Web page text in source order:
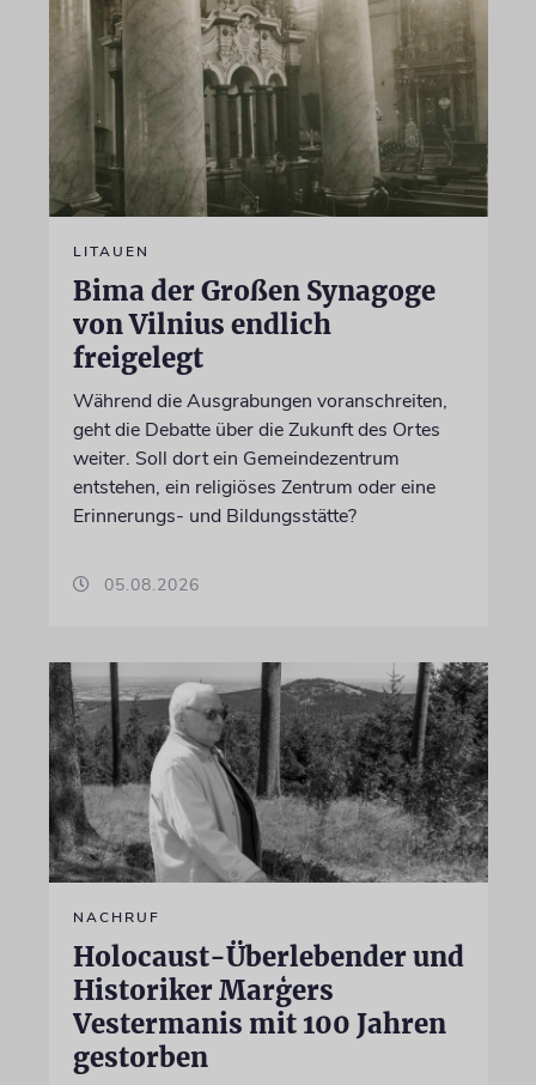
LITAUEN
Bima der Großen Synagoge
von Vilnius endlich
freigelegt
Während die Ausgrabungen voranschreiten,
geht die Debatte über die Zukunft des Ortes
weiter. Soll dort ein Gemeindezentrum
entstehen, ein religiöses Zentrum oder eine
Erinnerungs- und Bildungsstätte?
05.08.2026
NACHRUF
Holocaust-Überlebender und
Historiker Marģers
Vestermanis mit 100 Jahren
gestorben